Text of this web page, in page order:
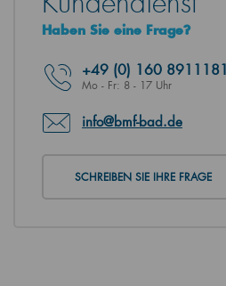
Haben Sie eine Frage?
+49 (0) 160 8911181
Mo - Fr: 8 - 17 Uhr
info@bmf-bad.de
SCHREIBEN SIE IHRE FRAGE